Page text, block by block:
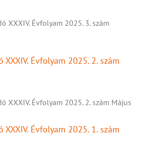
XXXIV. Évfolyam 2025. 3. szám
Évfolyam 2025. 2. szám
XXXIV. Évfolyam 2025. 2. szám Május
Évfolyam 2025. 1. szám